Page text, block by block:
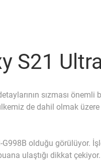
S21
sızması önemli
de dahil olmak
olduğu görülüyor.
ulaştığı dikkat çekiyor.